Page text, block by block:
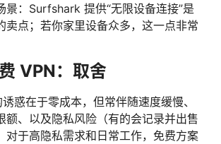
景：Surfshark 提供“无限设备连接”是
卖点；若你家里设备众多，这一点非常
VPN：取舍
惑在于零成本，但常伴随速度缓慢、
额、以及隐私风险（有的会记录并出售
对于高隐私需求和日常工作，免费方案